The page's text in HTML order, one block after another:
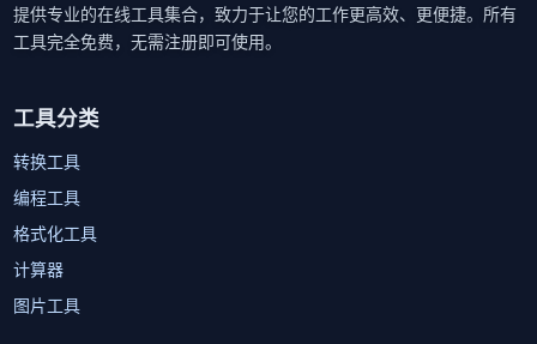
提供专业的在线工具集合，致力于让您的工作更高效、更便捷。所有
工具完全免费，无需注册即可使用。
工具分类
转换工具
编程工具
格式化工具
计算器
图片工具